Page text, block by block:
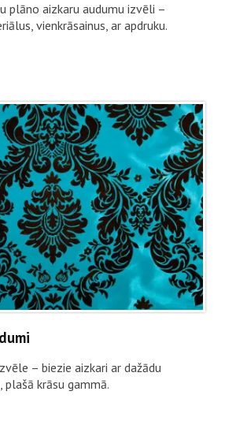
plāno aizkaru audumu izvēli –
vienkrāsainus, ar apdruku.
– biezie aizkari ar dažādu
plašā krāsu gammā.